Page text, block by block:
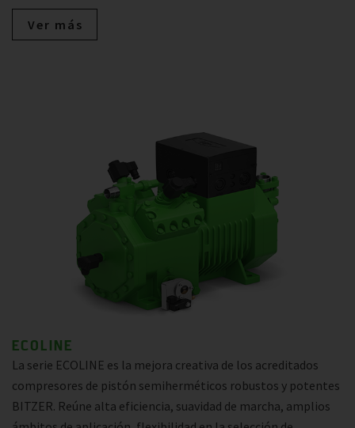
Ver más
ECOLINE
La serie ECOLINE es la mejora creativa de los acreditados
compresores de pistón semiherméticos robustos y potentes
BITZER. Reúne alta eficiencia, suavidad de marcha, amplios